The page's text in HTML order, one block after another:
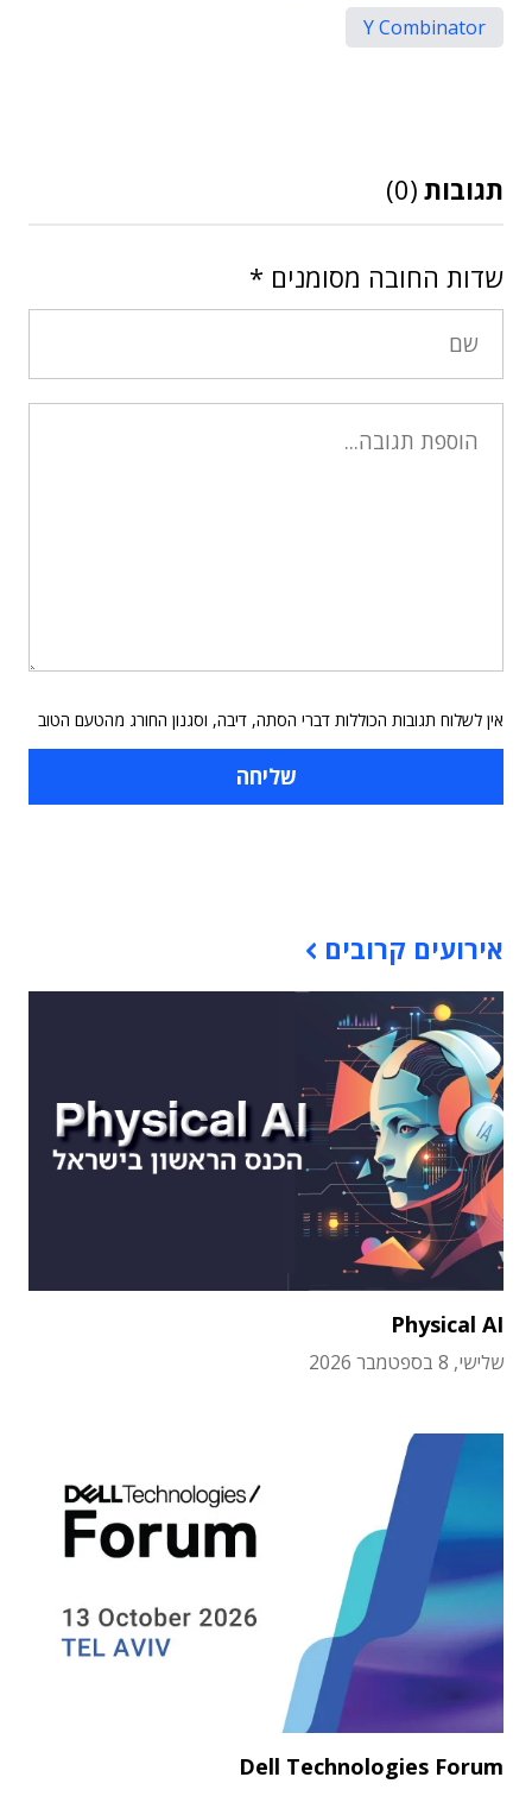
Y Combinator
תגובות (0)
שדות החובה מסומנים *
אין לשלוח תגובות הכוללות דברי הסתה, דיבה, וסגנון החורג מהטעם הטוב
אירועים קרובים
Physical AI
שלישי, 8 בספטמבר 2026
Dell Technologies Forum